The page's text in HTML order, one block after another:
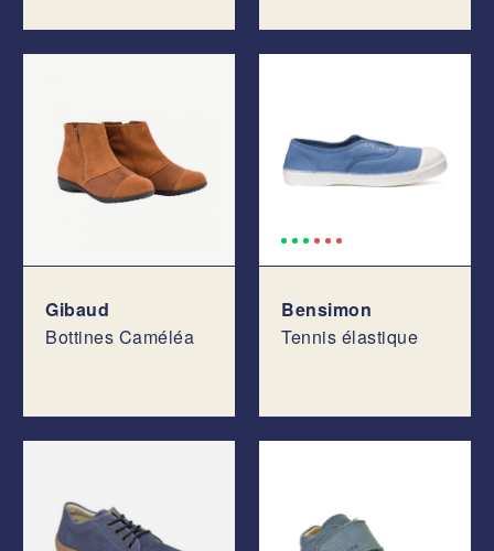
Gibaud
Bottines Caméléa
Bensimon
Tennis élastique